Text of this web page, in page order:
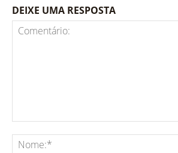
DEIXE UMA RESPOSTA